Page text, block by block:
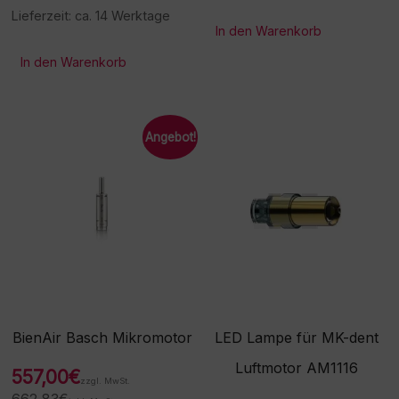
Lieferzeit: ca. 14 Werktage
In den Warenkorb
In den Warenkorb
Angebot!
BienAir Basch Mikromotor
557,00€zzgl. MwSt.
LED Lampe für MK-dent
Luftmotor AM1116